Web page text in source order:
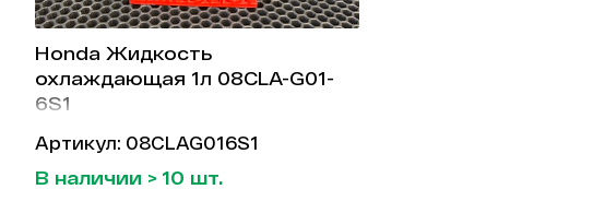
Honda Жидкость
охлаждающая 1л 08CLA-G01-
6S1
Артикул: 08CLAG016S1
В наличии > 10 шт.